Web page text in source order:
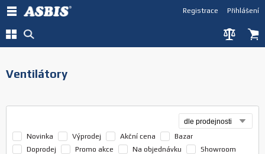
Přihlášení
Registrace
Ventilátory
Novinka Výprodej Akční cena
Bazar
Doprodej
Promo akce Na objednávku
Showroom